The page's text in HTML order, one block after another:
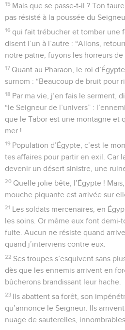
15 Mais que se passe-t-il ? Ton
pas résisté à la poussée du
16 qui fait trébucher et tomber une
disent l’un à l’autre : “Allons,
notre patrie, fuyons les horreurs de
17 Quant au Pharaon, le roi
surnom : “Beaucoup de bruit pour
18 Par ma vie, j’en fais le serment,
“le Seigneur de l’univers” :
que le Tabor est une montagne et
mer !
19 Population d’Égypte, c’est le
tes affaires pour partir en exil. Car
devenir un désert sinistre, une
20 Quelle jolie bête, l’Égypte !
mouche piquante est arrivée sur
21 Les soldats mercenaires, en
les soins. Or même eux font demi-
fuite. Aucun ne résiste quand
quand j’interviens contre eux.
22 Ses troupes s’esquivent sans
dès que les ennemis arrivent en
bûcherons brandissant leur hache.
23 Ils abattent sa forêt, son
qu’annonce le Seigneur. Ils
nuage de sauterelles, innombrables.